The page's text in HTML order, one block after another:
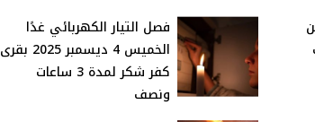
فصل التيار الكهربائي غدًا
الخميس 4 ديسمبر 2025 بقرى
كفر شكر لمدة 3 ساعات
ونصف